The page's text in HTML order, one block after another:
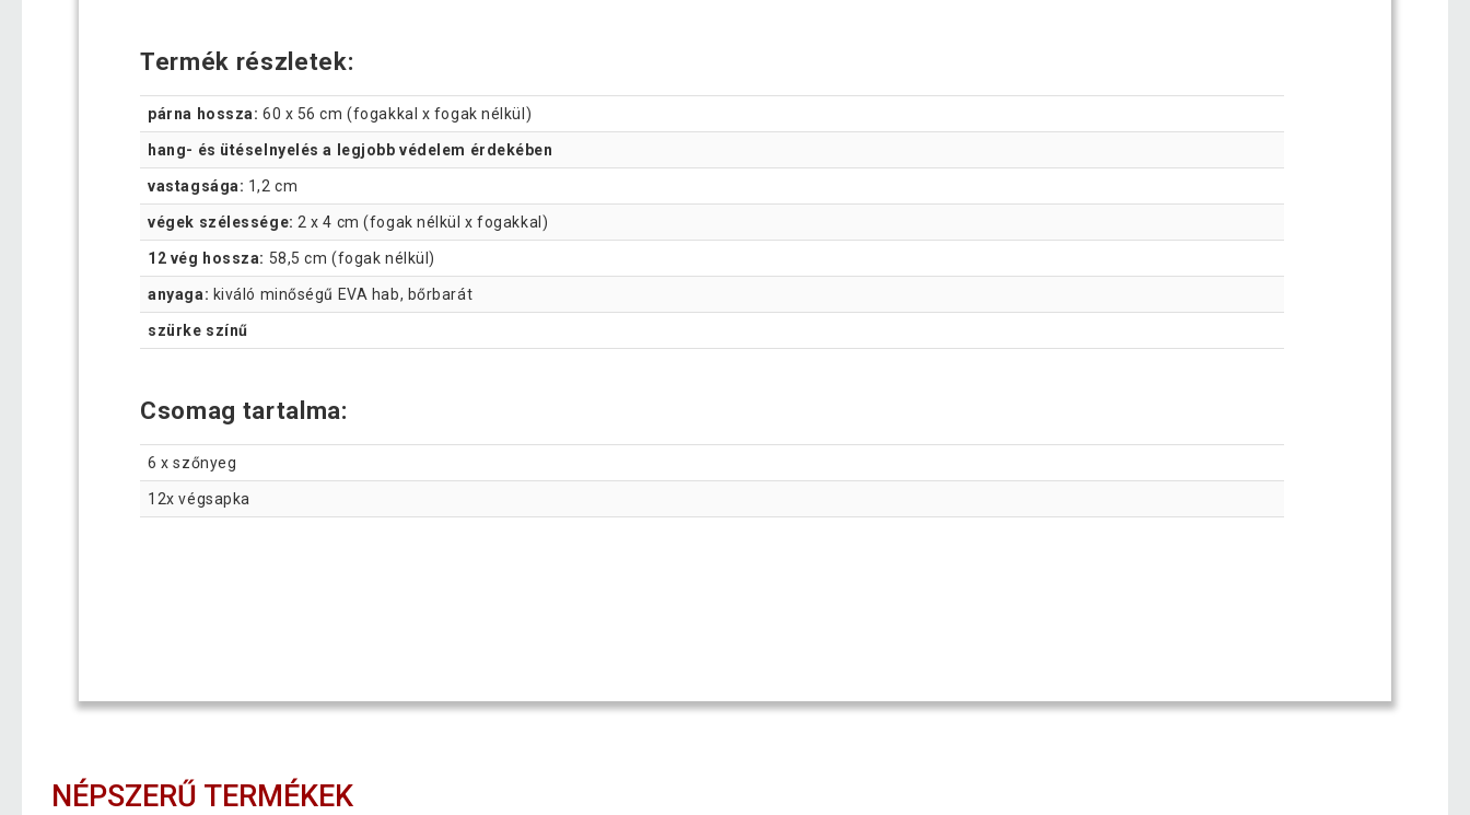
Termék részletek:
párna hossza: 60 x 56 cm (fogakkal x fogak nélkül)
hang- és ütéselnyelés a legjobb védelem érdekében
vastagsága: 1,2 cm
végek szélessége: 2 x 4 cm (fogak nélkül x fogakkal)
12 vég hossza: 58,5 cm (fogak nélkül)
anyaga: kiváló minőségű EVA hab, bőrbarát
szürke színű
Csomag tartalma:
6 x szőnyeg
12x végsapka
NÉPSZERŰ TERMÉKEK